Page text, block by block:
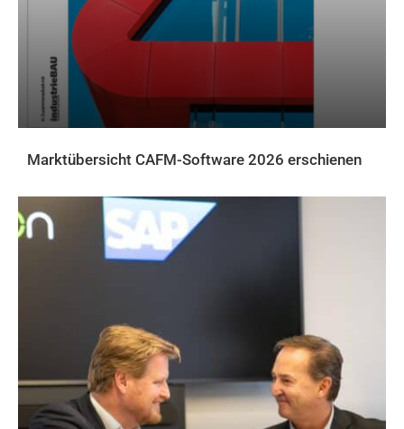
Marktübersicht CAFM-Software 2026 erschienen